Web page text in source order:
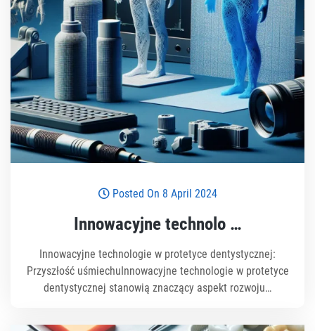
Posted On 8 April 2024
Innowacyjne technolo …
Innowacyjne technologie w protetyce dentystycznej:
Przyszłość uśmiechuInnowacyjne technologie w protetyce
dentystycznej stanowią znaczący aspekt rozwoju…